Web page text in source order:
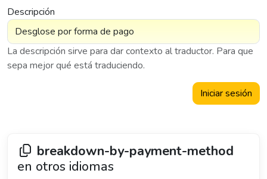
Descripción
La descripción sirve para dar contexto al traductor. Para que
sepa mejor qué está traduciendo.
Iniciar sesión
breakdown-by-payment-method
en otros idiomas